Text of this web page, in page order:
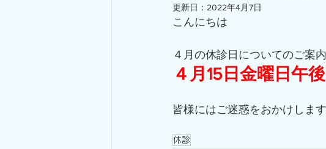
更新日： 2022年4月7日
こんにちは
４月の休診日についてのご案内
４月15日金曜日午
皆様にはご迷惑をおかけしま
休診